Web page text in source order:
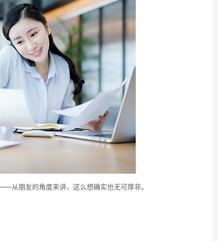
从朋友的角度来讲，这么想确实也无可厚非。